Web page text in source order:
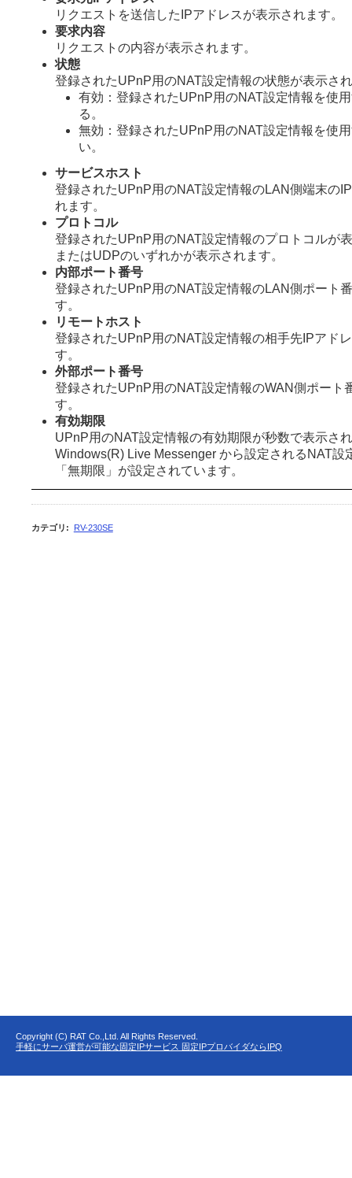
リクエストを送信したIPアドレスが表示されます。
要求内容
リクエストの内容が表示されます。
状態
登録されたUPnP用のNAT設定情報の状態が表示さ
有効：登録されたUPnP用のNAT設定情報を使
る。
無効：登録されたUPnP用のNAT設定情報を使
い。
サービスホスト
登録されたUPnP用のNAT設定情報のLAN側端末の
れます。
プロトコル
登録されたUPnP用のNAT設定情報のプロトコルが
またはUDPのいずれかが表示されます。
内部ポート番号
登録されたUPnP用のNAT設定情報のLAN側ポート
す。
リモートホスト
登録されたUPnP用のNAT設定情報の相手先IPアド
す。
外部ポート番号
登録されたUPnP用のNAT設定情報のWAN側ポート
す。
有効期限
UPnP用のNAT設定情報の有効期限が秒数で表示さ
Windows(R) Live Messenger から設定されるNAT設
「無期限」が設定されています。
カテゴリ : RV-230SE
Copyright (C) RAT Co.,Ltd. All Rights Reserved.
手軽にサーバ運営が可能な固定IPサービス 固定IPプロバイダならIPQ